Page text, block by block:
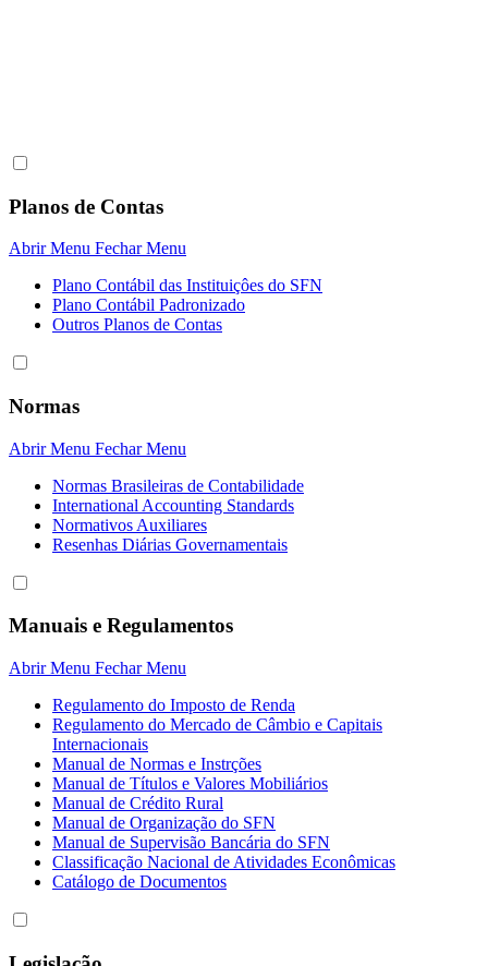
Planos de Contas
Abrir Menu Fechar Menu
Plano Contábil das Instituiçôes do SFN
Plano Contábil Padronizado
Outros Planos de Contas
Normas
Abrir Menu Fechar Menu
Normas Brasileiras de Contabilidade
International Accounting Standards
Normativos Auxiliares
Resenhas Diárias Governamentais
Manuais e Regulamentos
Abrir Menu Fechar Menu
Regulamento do Imposto de Renda
Regulamento do Mercado de Câmbio e Capitais
Internacionais
Manual de Normas e Instrções
Manual de Títulos e Valores Mobiliários
Manual de Crédito Rural
Manual de Organização do SFN
Manual de Supervisão Bancária do SFN
Classificação Nacional de Atividades Econômicas
Catálogo de Documentos